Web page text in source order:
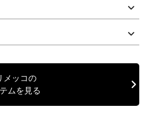
異なる場合がございます。予めご
メッコの
ムを見る